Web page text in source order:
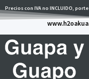
al
Precios con IVA no INCLUIDO,